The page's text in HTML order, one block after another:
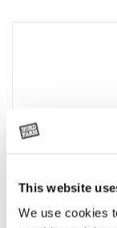
This website
We use cookies